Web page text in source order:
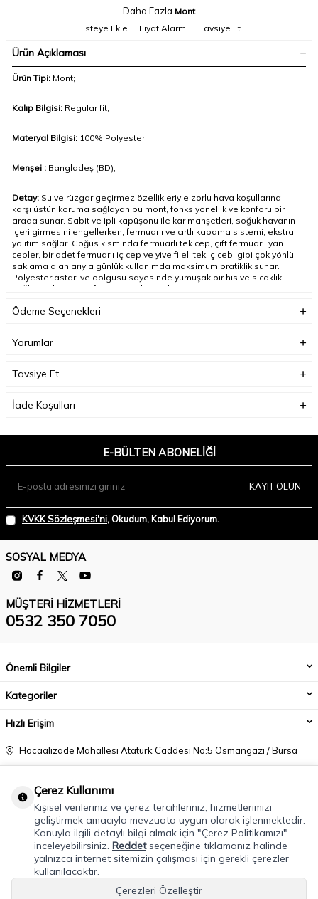
Daha Fazla Mont
Listeye Ekle
Fiyat Alarmı Tavsiye Et
Ürün Açıklaması
Ürün Tipi: Mont;
Kalıp Bilgisi: Regular fit;
Materyal Bilgisi: 100% Polyester;
Menşei : Bangladeş (BD);
Detay: Su ve rüzgar geçirmez özellikleriyle zorlu hava koşullarına
karşı üstün koruma sağlayan bu mont, fonksiyonellik ve konforu bir
arada sunar. Sabit ve ipli kapüşonu ile kar manşetleri, soğuk havanın
içeri girmesini engellerken; fermuarlı ve cırtlı kapama sistemi, ekstra
yalıtım sağlar. Göğüs kısmında fermuarlı tek cep, çift fermuarlı yan
cepler, bir adet fermuarlı iç cep ve yive fileli tek iç cebi gibi çok yönlü
saklama alanlarıyla günlük kullanımda maksimum pratiklik sunar.
Polyester astarı ve dolgusu sayesinde yumuşak bir his ve sıcaklık
sağlayan bu mont, fırtına patı detayı ile rüzgarın içeri sızmasını
kullanıma kadar geniş bir kullanım alanı sunan bu mont, kış
Ödeme Seçenekleri
Yorumlar
Tavsiye Et
İade Koşulları
E-BÜLTEN ABONELIĞI
KAYIT OLUN
KVKK Sözleşmesi'ni, Okudum, Kabul Ediyorum.
SOSYAL MEDYA
MÜŞTERI HIZMETLERI
0532 350 7050
Önemli Bilgiler
Kategoriler
Hızlı Erişim
Hocaalizade Mahallesi Atatürk Caddesi No:5 Osmangazi / Bursa
info@modacadiri.com
Çerez Kullanımı
Kişisel verileriniz ve çerez tercihleriniz, hizmetlerimizi
geliştirmek amacıyla mevzuata uygun olarak işlenmektedir.
Konuyla ilgili detaylı bilgi almak için "Çerez Politikamızı"
inceleyebilirsiniz. Reddetseçeneğine tıklamanız halinde
yalnızca internet sitemizin çalışması için gerekli çerezler
kullanılacaktır.
Çerezleri Özelleştir